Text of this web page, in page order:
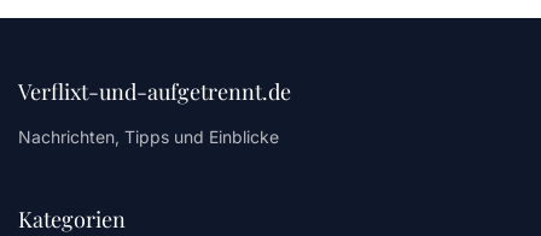
Verflixt-und-aufgetrennt.de
Nachrichten, Tipps und Einblicke
Kategorien